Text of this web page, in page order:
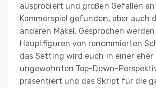
ausprobiert und großen Gefallen
Kammerspiel gefunden, aber auch
anderen Makel. Gesprochen
Hauptfiguren von renommierten
das Setting wird euch in einer eher
ungewohnten Top-Down-
präsentiert und das Skript für die